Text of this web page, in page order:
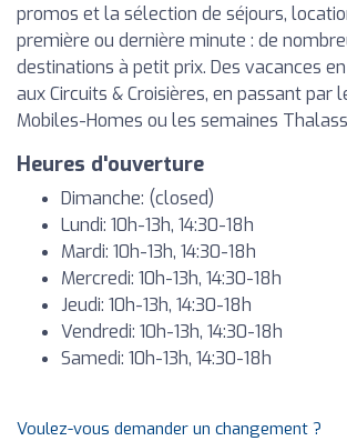
promos et la sélection de séjours,
première ou dernière minute : de
destinations à petit prix. Des vacances
aux Circuits & Croisières, en passant par
Mobiles-Homes ou les semaines
Heures d'ouverture
Dimanche: (closed)
Lundi: 10h-13h, 14:30-18h
Mardi: 10h-13h, 14:30-18h
Mercredi: 10h-13h, 14:30-18h
Jeudi: 10h-13h, 14:30-18h
Vendredi: 10h-13h, 14:30-18h
Samedi: 10h-13h, 14:30-18h
Voulez-vous demander un changement ?